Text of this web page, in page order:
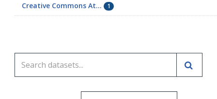
Creative Commons At... 1